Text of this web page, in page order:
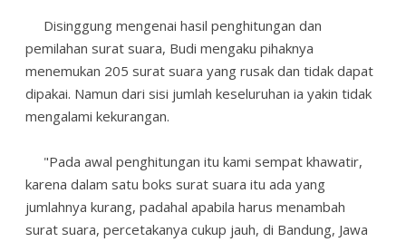
Disinggung mengenai hasil penghitungan dan
pemilahan surat suara, Budi mengaku pihaknya
menemukan 205 surat suara yang rusak dan tidak dapat
dipakai. Namun dari sisi jumlah keseluruhan ia yakin tidak
mengalami kekurangan.
"Pada awal penghitungan itu kami sempat khawatir,
karena dalam satu boks surat suara itu ada yang
jumlahnya kurang, padahal apabila harus menambah
surat suara, percetakanya cukup jauh, di Bandung, Jawa